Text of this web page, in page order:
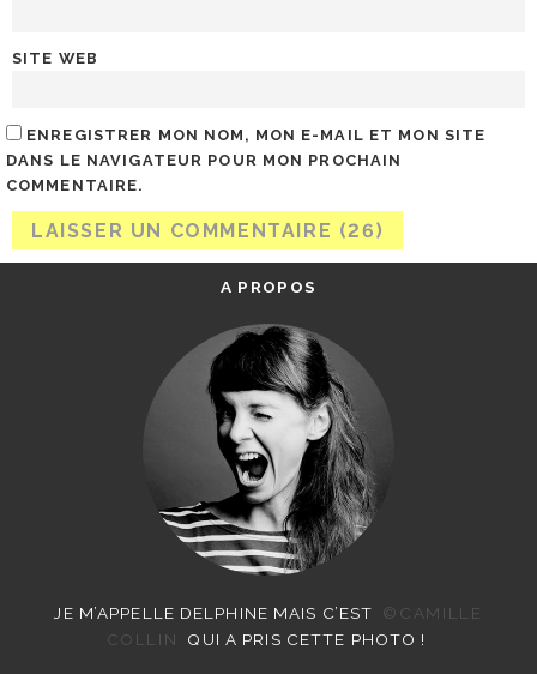
SITE WEB
ENREGISTRER MON NOM, MON E-MAIL ET MON SITE
DANS LE NAVIGATEUR POUR MON PROCHAIN
COMMENTAIRE.
A PROPOS
JE M’APPELLE DELPHINE MAIS C’EST
©CAMILLE
COLLIN
QUI A PRIS CETTE PHOTO !